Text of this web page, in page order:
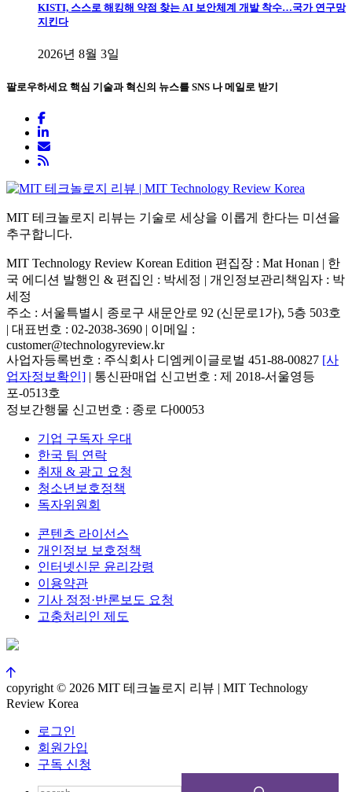
KISTI, 스스로 해킹해 약점 찾는 AI 보안체계 개발 착수…국가 연구망
지킨다
2026년 8월 3일
팔로우하세요 핵심 기술과 혁신의 뉴스를 SNS 나 메일로 받기
MIT 테크놀로지 리뷰는 기술로 세상을 이롭게 한다는 미션을
추구합니다.
MIT Technology Review Korean Edition 편집장 : Mat Honan | 한
국 에디션 발행인 & 편집인 : 박세정 | 개인정보관리책임자 : 박
세정
주소 : 서울특별시 종로구 새문안로 92 (신문로1가), 5층 503호
| 대표번호 : 02-2038-3690 | 이메일 :
customer@technologyreview.kr
사업자등록번호 : 주식회사 디엠케이글로벌 451-88-00827 [사
업자정보확인] | 통신판매업 신고번호 : 제 2018-서울영등
포-0513호
정보간행물 신고번호 : 종로 다00053
기업 구독자 우대
한국 팀 연락
취재 & 광고 요청
청소년보호정책
독자위원회
콘텐츠 라이선스
개인정보 보호정책
인터넷신문 윤리강령
이용약관
기사 정정·반론보도 요청
고충처리인 제도
copyright © 2026 MIT 테크놀로지 리뷰 | MIT Technology
Review Korea
로그인
회원가입
구독 신청